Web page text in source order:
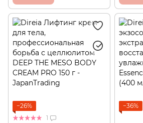
−26%
1
−36%